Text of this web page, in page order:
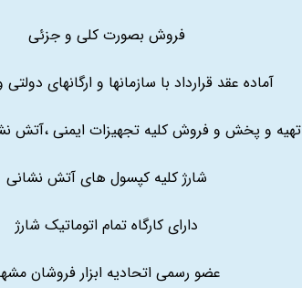
فروش بصورت کلی و جزئی
آماده عقد قرارداد با سازمانها و ارگانهای
تهیه و پخش و فروش کلیه تجهیزات ایمنی ،آتش
شارژ کلیه کپسول های آتش نشانی
دارای کارگاه تمام اتوماتیک شارژ
عضو رسمی اتحادیه ابزار فروشان